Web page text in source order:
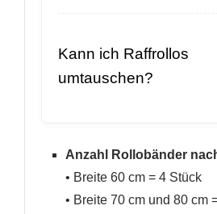
Kann ich Raffrollos
umtauschen?
Anzahl Rollobänder
• Breite 60 cm = 4 Stück
• Breite 70 cm und 80 cm